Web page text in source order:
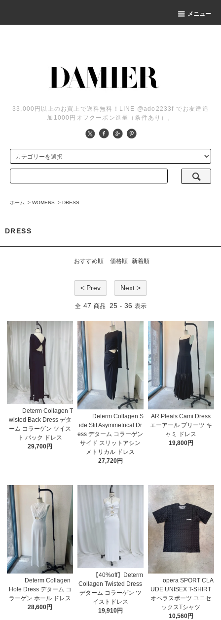
メニュー
33,000円以上のお買上で送料無料！LINE @ado2233f でお友達追
加1000円オフクーポン進呈（条件あり）。
ホーム > WOMENS > DRESS
DRESS
おすすめ順 価格順 新着順
< Prev Next >
全 47 商品 25 - 36 表示
Determ Collagen T
wisted Back Dress デタ
ーム コラーゲン ツイス
ト バック ドレス
29,700円
Determ Collagen S
ide Slit Asymmetrical Dr
ess デターム コラーゲン
サイド スリットアシン
メトリカル ドレス
27,720円
AR Pleats Cami Dress
エーアール プリーツ キ
ャミ ドレス
19,800円
Determ Collagen
Hole Dress デターム コ
ラーゲン ホール ドレス
28,600円
【40%off】Determ
Collagen Twisted Dress
デターム コラーゲン ツ
イストドレス
19,910円
opera SPORT CLA
UDE UNISEX T-SHIRT
オペラスポーツ ユニセ
ックスTシャツ
10,560円